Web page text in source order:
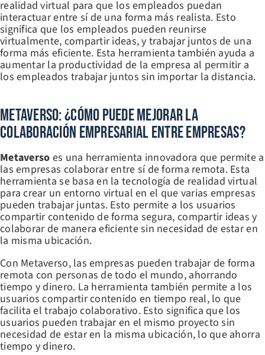
realidad virtual para que los empleados puedan
interactuar entre sí de una forma más realista. Esto
significa que los empleados pueden reunirse
virtualmente, compartir ideas, y trabajar juntos de una
forma más eficiente. Esta herramienta también ayuda a
aumentar la productividad de la empresa al permitir a
los empleados trabajar juntos sin importar la distancia.
Metaverso: ¿Cómo Puede Mejorar La
Colaboración Empresarial Entre Empresas?
Metaverso es una herramienta innovadora que permite a
las empresas colaborar entre sí de forma remota. Esta
herramienta se basa en la tecnología de realidad virtual
para crear un entorno virtual en el que varias empresas
pueden trabajar juntas. Esto permite a los usuarios
compartir contenido de forma segura, compartir ideas y
colaborar de manera eficiente sin necesidad de estar en
la misma ubicación.
Con Metaverso, las empresas pueden trabajar de forma
remota con personas de todo el mundo, ahorrando
tiempo y dinero. La herramienta también permite a los
usuarios compartir contenido en tiempo real, lo que
facilita el trabajo colaborativo. Esto significa que los
usuarios pueden trabajar en el mismo proyecto sin
necesidad de estar en la misma ubicación, lo que ahorra
tiempo y dinero.